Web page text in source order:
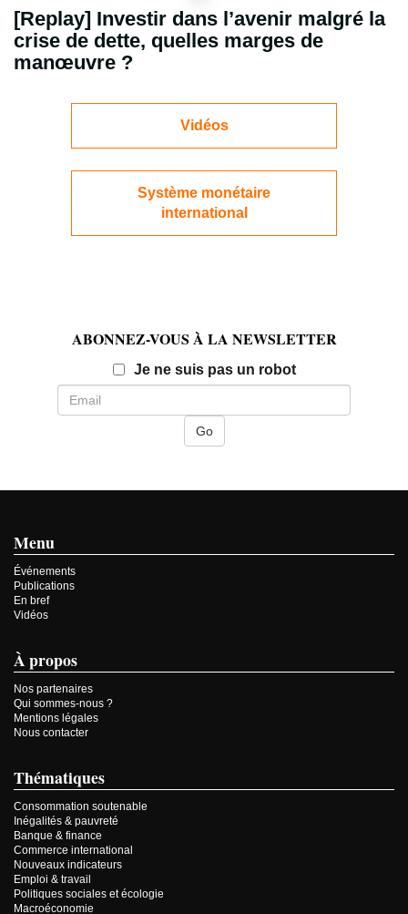
[Replay] Investir dans l’avenir malgré la
crise de dette, quelles marges de
manœuvre ?
Vidéos
Système monétaire
international
ABONNEZ-VOUS À LA NEWSLETTER
Je ne suis pas un robotEmail
Menu
Événements
Publications
En bref
Vidéos
À propos
Nos partenaires
Qui sommes-nous ?
Mentions légales
Nous contacter
Thématiques
Consommation soutenable
Inégalités & pauvreté
Banque & finance
Commerce international
Nouveaux indicateurs
Emploi & travail
Politiques sociales et écologie
Macroéconomie